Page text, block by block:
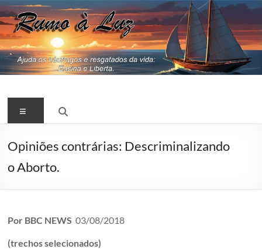
Pular
para
o
conteúdo
RUMO
A
LUZ
Jesus,
Espiritismo,
Menu
Opiniões contrárias: Descriminalizando
o Aborto.
Por BBC NEWS03/08/2018
(trechos selecionados)